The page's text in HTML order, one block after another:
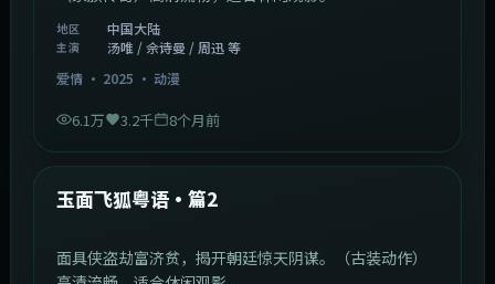
地区 中国大陆
主演
汤唯 / 佘诗曼 / 周迅 等
爱情· 2025 · 动漫
6.1万 3.2千 8个月前
最新
玉面飞狐粤语·篇2
面具侠盗劫富济贫，揭开朝廷惊天阴谋。（古装动作）